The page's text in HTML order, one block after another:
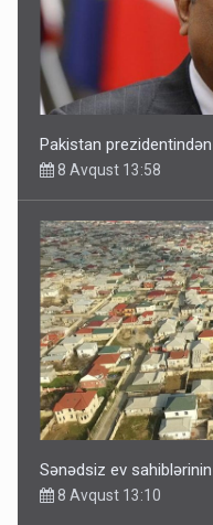
Pakistan
8 Avqust 13:58
Sənədsiz ev sahiblərinin
8 Avqust 13:10